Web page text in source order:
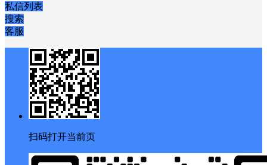
私信列表
搜索
客服
扫码打开当前页